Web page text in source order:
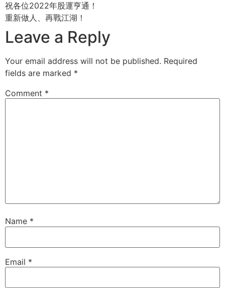
祝各位2022年股運亨通！
重新做人、再戰江湖！
Leave a Reply
Your email address will not be published. Required
fields are marked *
Comment *
Name *
Email *